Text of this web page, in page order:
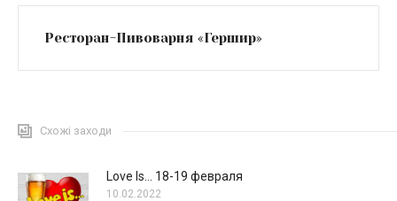
Ресторан-Пивоварня «Гершир»
Схожі заходи
Love Is… 18-19 февраля
10.02.2022